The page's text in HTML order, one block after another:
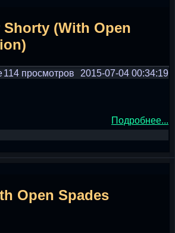
(With Open
2015-07-04 00:34:19
114 просмотров
Подробнее...
Open Spades